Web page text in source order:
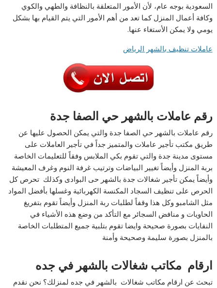
السعودية بوجه عام، لأن الأمور المتعلقة بالنظافة والطهي والكوي
وكافة أعمال المنزل كما تعد من أهم الأمور التي يتم القيام بها بشكل
يومي ولا يمكن الأستغاء عنها.
عاملات تنظيف بالشهر الرياض
رقم عاملات بالشهر حي الصفا جدة
رقم عاملات بالشهر حي الصفا جدة والتي يمكن الحصول عليها عن
طريق مكتب تأجير عاملات والمتميز جداً في تأجير العاملات على
مستوى مدينة جدة والتي تقوم بكي الملابس وفقاً للتعليمات الخاصة
بربة المنزل وأيضاً تغيير البياضات وترتيب غرفة النوم وغرف المعيشة
وأيضاً يمكن تأجير شغالات جدة بالشهر حى البوادى وكذلك تحرص كل
الحرص على تنظيف السجاد المكنسة الكهربائية وغسلها بأفضل المواد
مثل الشامبو وكل هذا وقفاً لطلبات ربة المنزل وأيضاً تقوم بتفريغ
الحاويات و منافض السجائر مع التأكد من وضع هذه الأشياء في
النفايات بصورة صحيحة وايضا تقوم بتلبية جميع المتطلبات الخاصة
بالمنزل بصورة سليمة وصحيحة وأمنة
ارقام مكاتب شغالات بالشهر في جده
تبحث عن ارقام مكاتب شغالات بالشهر في جده لمنزلك؟ نحن نقدم